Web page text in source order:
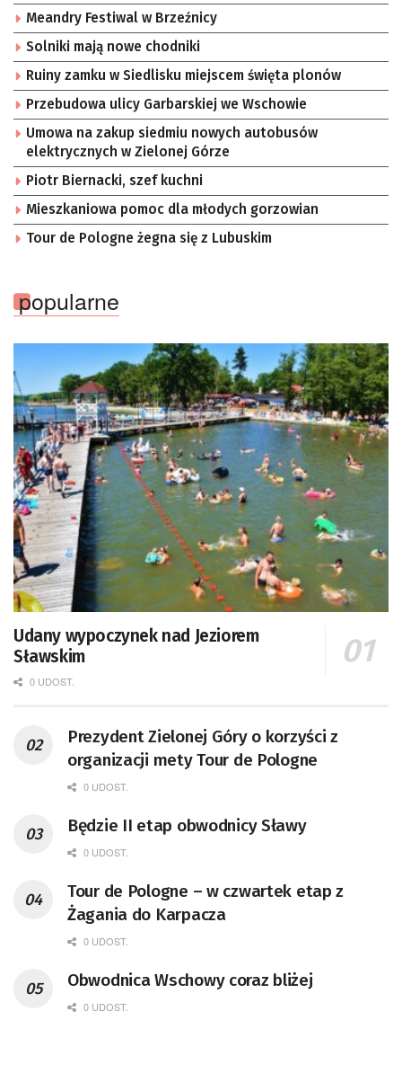
Meandry Festiwal w Brzeźnicy
Solniki mają nowe chodniki
Ruiny zamku w Siedlisku miejscem święta plonów
Przebudowa ulicy Garbarskiej we Wschowie
Umowa na zakup siedmiu nowych autobusów
elektrycznych w Zielonej Górze
Piotr Biernacki, szef kuchni
Mieszkaniowa pomoc dla młodych gorzowian
Tour de Pologne żegna się z Lubuskim
popularne
Udany wypoczynek nad Jeziorem
Sławskim
0 UDOST.
Prezydent Zielonej Góry o korzyści z
organizacji mety Tour de Pologne
0 UDOST.
Będzie II etap obwodnicy Sławy
0 UDOST.
Tour de Pologne – w czwartek etap z
Żagania do Karpacza
0 UDOST.
Obwodnica Wschowy coraz bliżej
0 UDOST.